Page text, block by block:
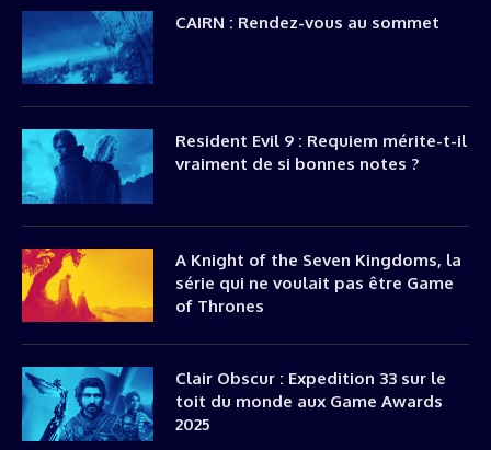
CAIRN : Rendez-vous au sommet
Resident Evil 9 : Requiem mérite-t-il
vraiment de si bonnes notes ?
A Knight of the Seven Kingdoms, la
série qui ne voulait pas être Game
of Thrones
Clair Obscur : Expedition 33 sur le
toit du monde aux Game Awards
2025